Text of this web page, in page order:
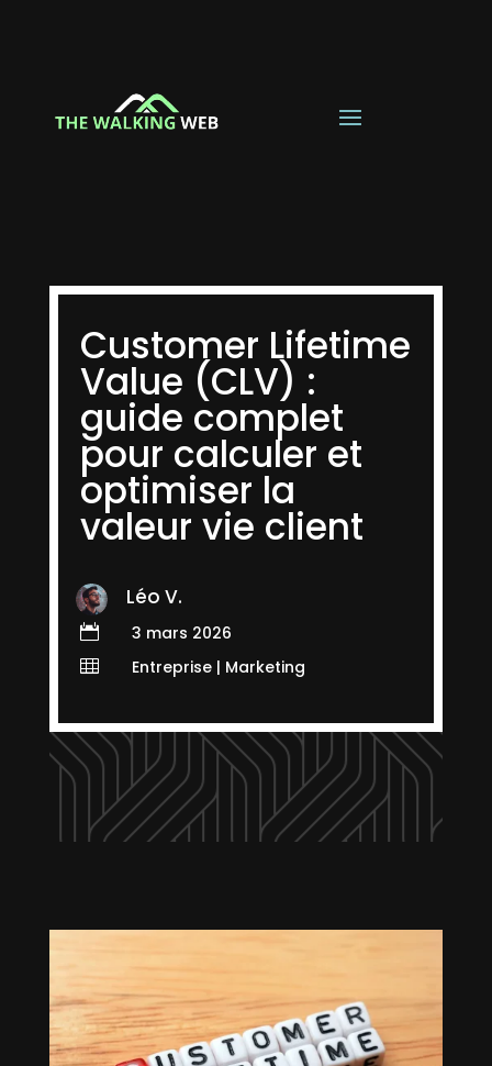
Customer Lifetime
Value (CLV) :
guide complet
pour calculer et
optimiser la
valeur vie client
Léo V.
 3 mars 2026
 Entreprise| Marketing